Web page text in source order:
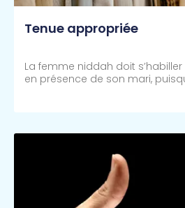
Tenue appropriée
La femme niddah doit
en présence de son mari,